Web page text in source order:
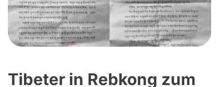
Tibeter in Rebkong zum